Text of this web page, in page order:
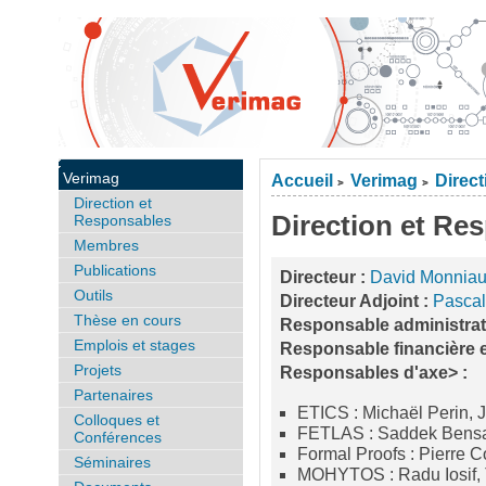
Accueil > Verimag >
Direction et
Directeur : David
Directeur Adjoint :
Responsable
Responsable financière
Responsables d'axe> :
ETICS : Michaël Perin,
FETLAS : Saddek
Formal Proofs : Pierre
MOHYTOS : Radu
Verimag
Direction et
Responsables
Membres
Publications
Outils
Thèse en cours
Emplois et stages
Projets
Partenaires
Colloques et
Conférences
Séminaires